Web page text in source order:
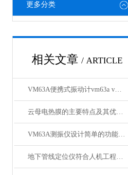
更多分类
相关文章 / ARTICLE
VM63A便携式振动计vm63a vm63a测振仪厂商批发
云母电热膜的主要特点及其优良特性
VM63A测振仪设计简单的功能特点
地下管线定位仪符合人机工程学原理的设计